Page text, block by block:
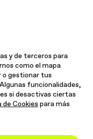
y de terceros para
como el mapa
o gestionar tus
funcionalidades,
si desactivas ciertas
de Cookies para más
cultural
Madrid